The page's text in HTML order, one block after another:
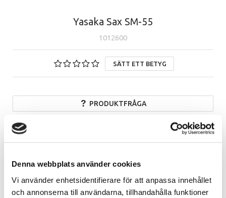
Denna webbplats använder cookies
Vi använder enhetsidentifierare för att anpassa innehållet
och annonserna till användarna, tillhandahålla funktioner
Yasaka Sax SM-55
1012600
SÄTT ETT BETYG
PRODUKTFRÅGA
Beskrivning